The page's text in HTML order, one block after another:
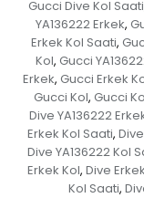
Gucci Dive Kol Saati
YA136222 Erkek,
Erkek Kol Saati,
Kol, Gucci
Erkek, Gucci Erkek
Gucci Kol, Gucci
Dive YA136222
Erkek Kol Saati,
Dive YA136222 Kol
Erkek Kol, Dive
Kol Saati,